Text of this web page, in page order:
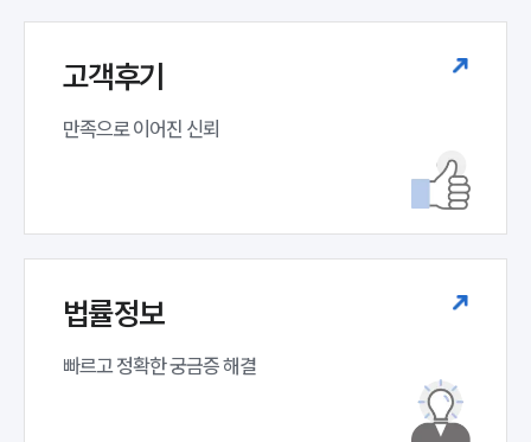
고객후기
만족으로 이어진 신뢰
법률정보
빠르고 정확한 궁금증 해결